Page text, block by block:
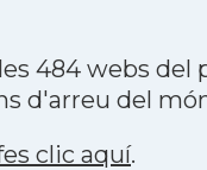
484 webs
d'arreu del
clic aquí.